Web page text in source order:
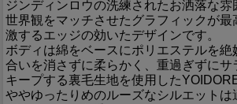
ジンディンロウの洗練されたお洒落な
世界観をマッチさせたグラフィックが最
激するエッジの効いたデザインです。
ボディは綿をベースにポリエステルを
合いを消さずに柔らかく、重過ぎずにサ
キープする裏毛生地を使用した
ややゆったりめのルーズなシルエットは